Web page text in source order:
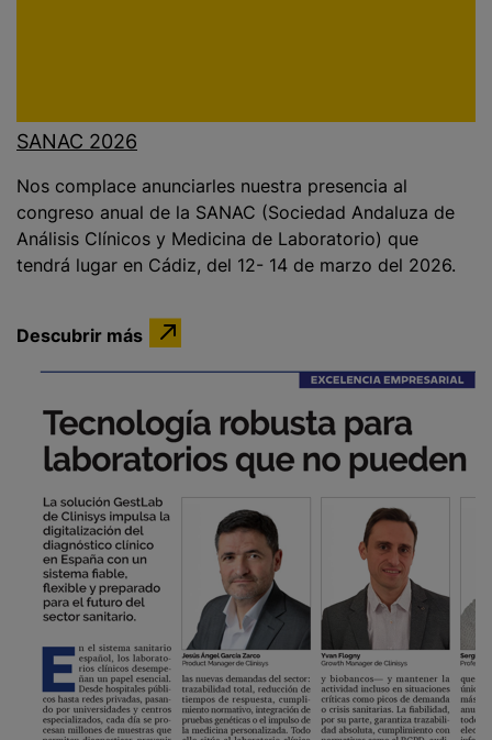
SANAC 2026
Nos complace anunciarles nuestra presencia al
congreso anual de la SANAC (Sociedad Andaluza de
Análisis Clínicos y Medicina de Laboratorio) que
tendrá lugar en Cádiz, del 12- 14 de marzo del 2026.
Descubrir más